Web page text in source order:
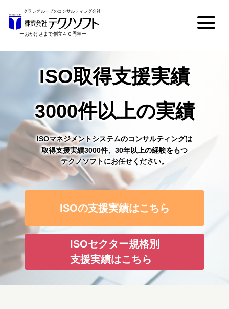
ISO取得支援実績
3000件以上の実績
ISOマネジメントシステムのコンサルティングは
取得支援実績3000件、30年以上の経験をもつ
テクノソフトにお任せください。
ISOの支援実績はこちら
ISOセクター規格別
支援実績はこちら